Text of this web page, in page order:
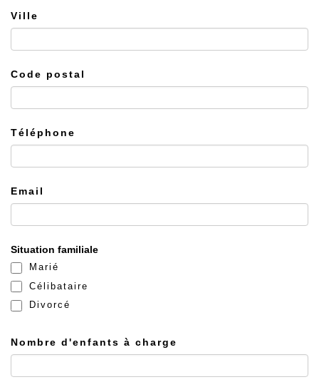
Ville
Code postal
Téléphone
Email
Situation familiale
Marié
Célibataire
Divorcé
Nombre d'enfants à charge